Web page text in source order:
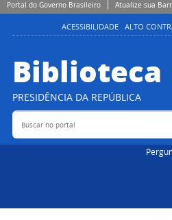
Portal do Governo Brasileiro Atualize sua
ACESSIBILIDADE ALTO
Biblioteca
PRESIDÊNCIA DA REPÚBLICA
Buscar no portal